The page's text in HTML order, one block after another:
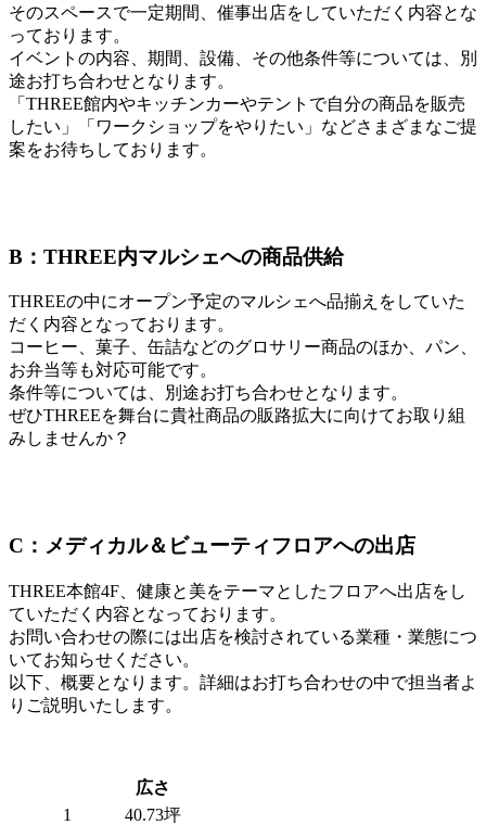
そのスペースで一定期間、催事出店をしていただく内容とな
っております。
イベントの内容、期間、設備、その他条件等については、別
途お打ち合わせとなります。
「THREE館内やキッチンカーやテントで自分の商品を販売
したい」「ワークショップをやりたい」などさまざまなご提
案をお待ちしております。
B：THREE内マルシェへの商品供給
THREEの中にオープン予定のマルシェへ品揃えをしていた
だく内容となっております。
コーヒー、菓子、缶詰などのグロサリー商品のほか、パン、
お弁当等も対応可能です。
条件等については、別途お打ち合わせとなります。
ぜひTHREEを舞台に貴社商品の販路拡大に向けてお取り組
みしませんか？
C：メディカル＆ビューティフロアへの出店
THREE本館4F、健康と美をテーマとしたフロアへ出店をし
ていただく内容となっております。
お問い合わせの際には出店を検討されている業種・業態につ
いてお知らせください。
以下、概要となります。詳細はお打ち合わせの中で担当者よ
りご説明いたします。
広さ
1
40.73坪